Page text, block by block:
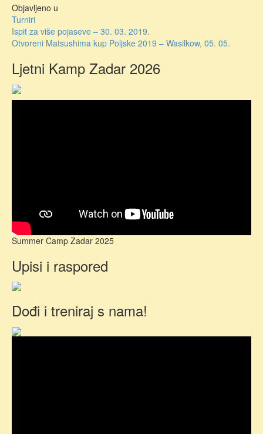
Objavljeno u
Turniri
Navigacija
objava
Ispit za više pojaseve – 30. 03. 2019.
Otvoreni Matsushima kup Poljske 2019 – Wasilkow, 05. 05.
Ljetni Kamp Zadar 2026
Summer Camp Zadar 2025
Upisi i raspored
Dođi i treniraj s nama!